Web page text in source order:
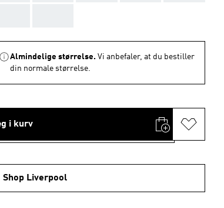
Almindelige størrelse. Vi anbefaler, at du bestiller
din normale størrelse.
i kurv
Shop Liverpool